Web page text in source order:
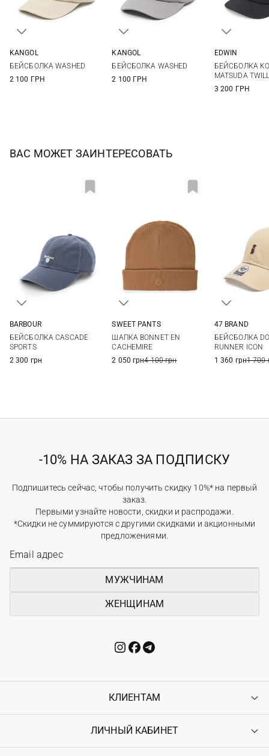
KANGOL
БЕЙСБОЛКА WASHED
2 100 ГРН
KANGOL
БЕЙСБОЛКА WASHED
2 100 ГРН
EDWIN
БЕЙСБОЛКА
MATSUDA
3 200 ГРН
ВАС МОЖЕТ ЗАИНТЕРЕСОВАТЬ
BARBOUR
БЕЙСБОЛКА CASCADE
SPORTS
2 300 грн
SWEET PANTS
ШАПКА BONNET EN
CACHEMIRE
2 050 грн4 100 грн
47 BRAND
БЕЙСБОЛКА
RUNNER ICON
1 360 грн1 700
-10% НА ЗАКАЗ ЗА ПОДПИСКУ
Подпишитесь сейчас, чтобы получить скидку 10%* на первый
заказ.
Первыми узнайте новости, скидки и распродажи.
*Скидки не суммируются с другими скидками и акционными
предложениями.
МУЖЧИНАМ
ЖЕНЩИНАМ
КЛИЕНТАМ
Контакты
ЛИЧНЫЙ КАБИНЕТ